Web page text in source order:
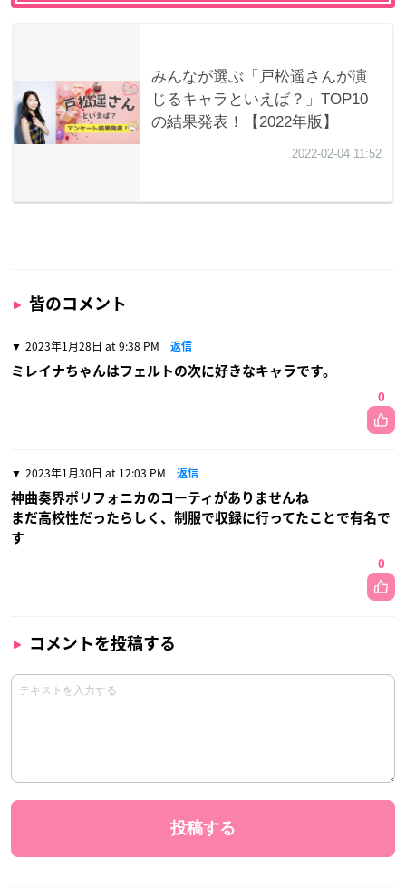
皆のコメント
2023年1月28日 at 9:38 PM 返信
ミレイナちゃんはフェルトの次に好きなキャラです。
0
2023年1月30日 at 12:03 PM 返信
神曲奏界ポリフォニカのコーティがありませんね
まだ高校性だったらしく、制服で収録に行ってたことで有名で
す
0
コメントを投稿する